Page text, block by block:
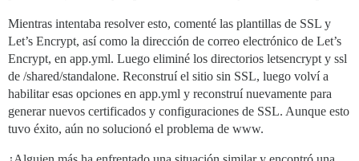
Mientras intentaba resolver esto, comenté las plantillas de SSL y
Let’s Encrypt, así como la dirección de correo electrónico de Let’s
Encrypt, en app.yml. Luego eliminé los directorios letsencrypt y ssl
de /shared/standalone. Reconstruí el sitio sin SSL, luego volví a
habilitar esas opciones en app.yml y reconstruí nuevamente para
generar nuevos certificados y configuraciones de SSL. Aunque esto
tuvo éxito, aún no solucionó el problema de www.